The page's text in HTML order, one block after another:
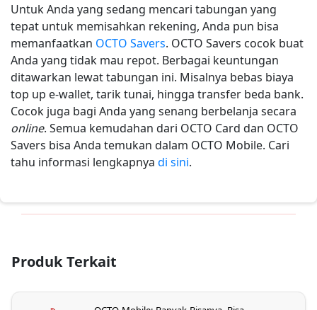
Untuk Anda yang sedang mencari tabungan yang
tepat untuk memisahkan rekening, Anda pun bisa
memanfaatkan OCTO Savers. OCTO Savers cocok buat
Anda yang tidak mau repot. Berbagai keuntungan
ditawarkan lewat tabungan ini. Misalnya bebas biaya
top up e-wallet, tarik tunai, hingga transfer beda bank.
Cocok juga bagi Anda yang senang berbelanja secara
online. Semua kemudahan dari OCTO Card dan OCTO
Savers bisa Anda temukan dalam OCTO Mobile. Cari
tahu informasi lengkapnya di sini.
Produk Terkait